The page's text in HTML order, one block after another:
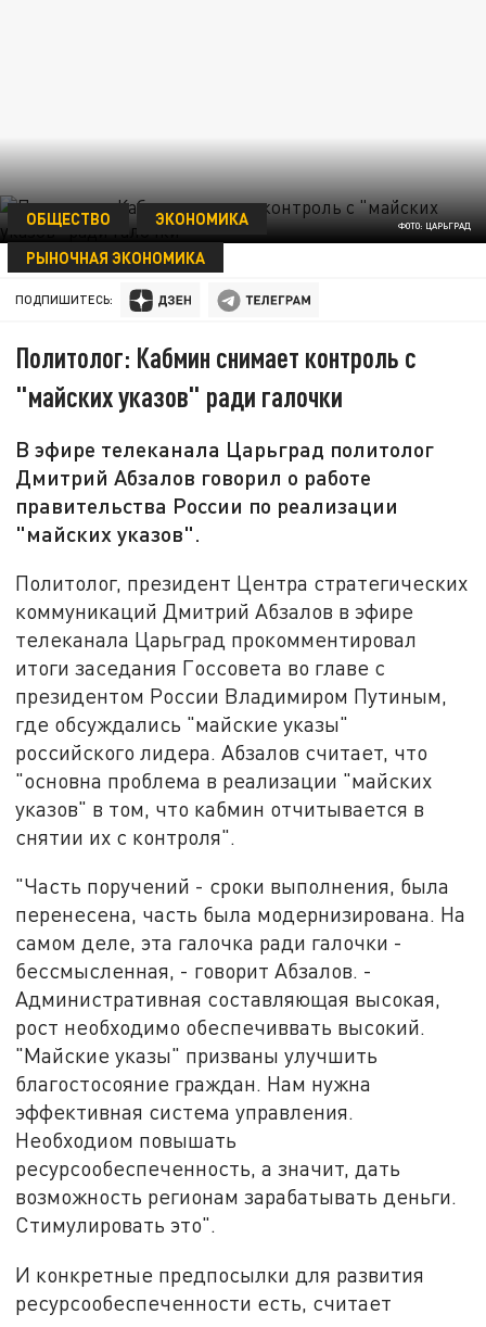
ФОТО: ЦАРЬГРАД
ОБЩЕСТВО
ЭКОНОМИКА
РЫНОЧНАЯ ЭКОНОМИКА
04 МАЯ 21:34
ПОДПИШИТЕСЬ:
Политолог: Кабмин снимает контроль с
"майских указов" ради галочки
В эфире телеканала Царьград политолог
Дмитрий Абзалов говорил о работе
правительства России по реализации
"майских указов".
Политолог, президент Центра стратегических
коммуникаций Дмитрий Абзалов в эфире
телеканала Царьград прокомментировал
итоги заседания Госсовета во главе с
президентом России Владимиром Путиным,
где обсуждались "майские указы"
российского лидера. Абзалов считает, что
"основна проблема в реализации "майских
указов" в том, что кабмин отчитывается в
снятии их с контроля".
"Часть поручений - сроки выполнения, была
перенесена, часть была модернизирована. На
самом деле, эта галочка ради галочки -
бессмысленная, - говорит Абзалов. -
Административная составляющая высокая,
рост необходимо обеспечиввать высокий.
"Майские указы" призваны улучшить
благостосояние граждан. Нам нужна
эффективная система управления.
Необходиом повышать
ресурсообеспеченность, а значит, дать
возможность регионам зарабатывать деньги.
Стимулировать это".
И конкретные предпосылки для развития
ресурсообеспеченности есть, считает